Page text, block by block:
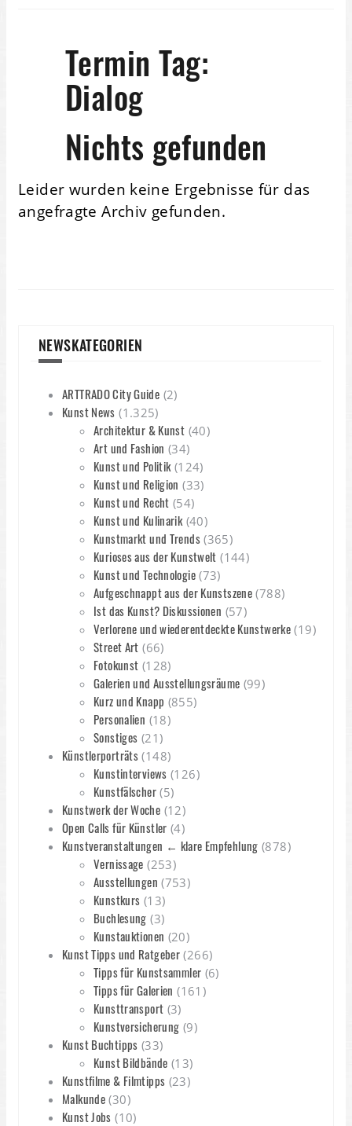
Termin Tag:
Dialog
Nichts gefunden
Leider wurden keine Ergebnisse für das
angefragte Archiv gefunden.
NEWSKATEGORIEN
ARTTRADO City Guide (2)
Kunst News (1.325)
Architektur & Kunst (40)
Art und Fashion (34)
Kunst und Politik(124)
Kunst und Religion (33)
Kunst und Recht (54)
Kunst und Kulinarik(40)
Kunstmarkt und Trends(365)
Kurioses aus der Kunstwelt (144)
Kunst und Technologie(73)
Aufgeschnappt aus der Kunstszene (788)
Ist das Kunst? Diskussionen (57)
Verlorene und wiederentdeckte Kunstwerke (19)
Street Art (66)
Fotokunst (128)
Galerien und Ausstellungsräume (99)
Kurz und Knapp (855)
Personalien (18)
Sonstiges (21)
Künstlerporträts (148)
Kunstinterviews (126)
Kunstfälscher(5)
Kunstwerk der Woche (12)
Open Calls für Künstler (4)
Kunstveranstaltungen ← klare Empfehlung (878)
Vernissage (253)
Ausstellungen (753)
Kunstkurs (13)
Buchlesung (3)
Kunstauktionen (20)
Kunst Tipps und Ratgeber (266)
Tipps für Kunstsammler (6)
Tipps für Galerien (161)
Kunsttransport (3)
Kunstversicherung (9)
Kunst Buchtipps (33)
Kunst Bildbände (13)
Kunstfilme & Filmtipps (23)
Malkunde (30)
Kunst Jobs (10)